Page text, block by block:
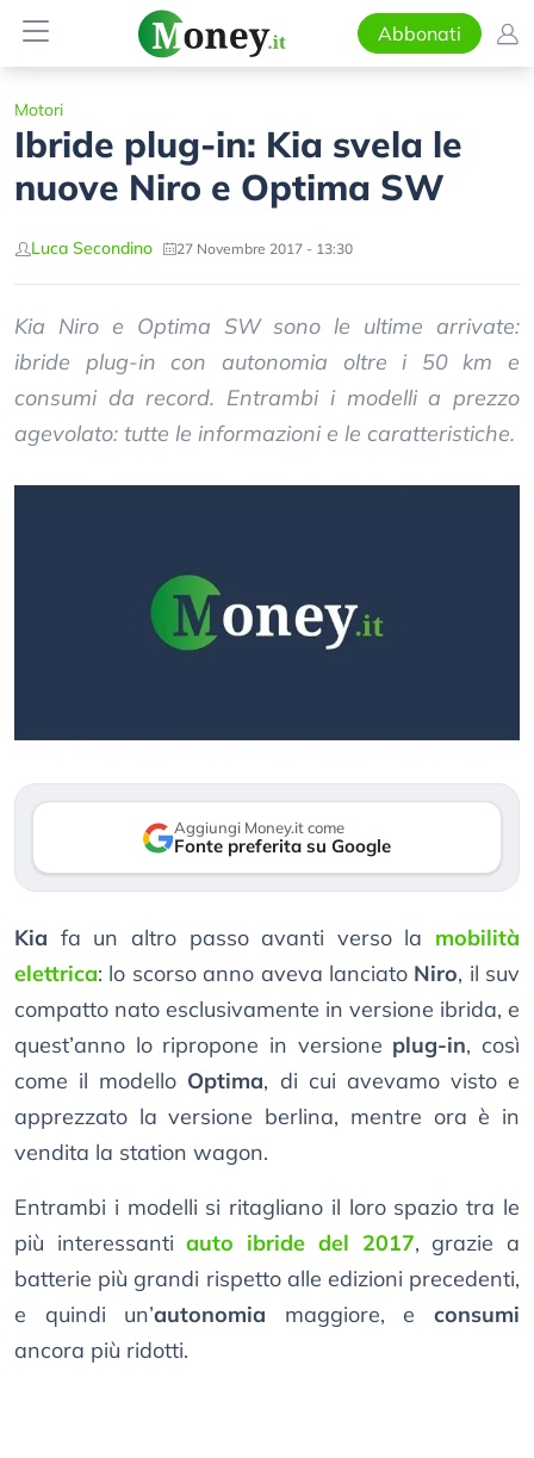
Abbonati
Motori
Ibride plug-in: Kia svela le
nuove Niro e Optima SW
Luca Secondino 27 Novembre 2017 - 13:30
Kia Niro e Optima SW sono le ultime arrivate:
ibride plug-in con autonomia oltre i 50 km e
consumi da record. Entrambi i modelli a prezzo
agevolato: tutte le informazioni e le caratteristiche.
Aggiungi Money.it come
Fonte preferita su Google
Kia fa un altro passo avanti verso la mobilità
elettrica: lo scorso anno aveva lanciato Niro, il suv
compatto nato esclusivamente in versione ibrida, e
quest’anno lo ripropone in versione plug-in, così
come il modello Optima, di cui avevamo visto e
apprezzato la versione berlina, mentre ora è in
vendita la station wagon.
Entrambi i modelli si ritagliano il loro spazio tra le
più interessantiauto ibride del 2017, grazie a
batterie più grandi rispetto alle edizioni precedenti,
e quindi un’autonomia maggiore, econsumi
ancora più ridotti.